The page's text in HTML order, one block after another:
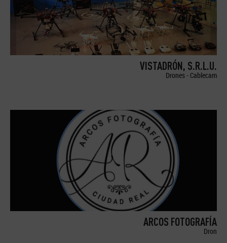
VISTADRÓN, S.R.L.U.
Drones - Cablecam
ARCOS FOTOGRAFÍA
Dron